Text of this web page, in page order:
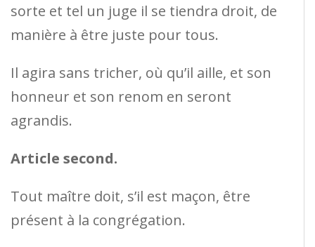
sorte et tel un juge il se tiendra droit, de
manière à être juste pour tous.
Il agira sans tricher, où qu’il aille, et son
honneur et son renom en seront
agrandis.
Article second.
Tout maître doit, s’il est maçon, être
présent à la congrégation.